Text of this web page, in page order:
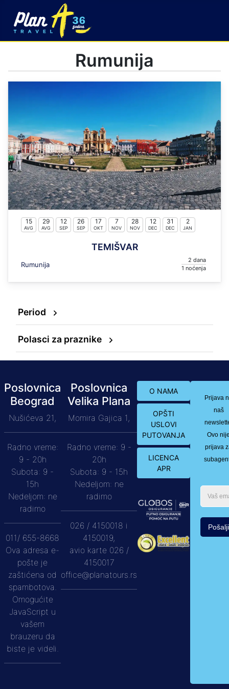
Rumunija
15
AVG
29
AVG
12
SEP
26
SEP
17
OKT
7
NOV
28
NOV
12
DEC
31
DEC
2
JAN
TEMIŠVAR
Rumunija
2
1
Period
Polasci za praznike
Poslovnica
Beograd
Nušićeva 21,
Radno vreme:
9 - 20h
Subota: 9 -
15h
Nedeljom: ne
radimo
011/ 655-8668
Ova adresa e-
pošte je
zaštićena od
spambotova.
Omogućite
JavaScript u
vašem
brauzeru da
biste je videli.
Poslovnica
Velika Plana
Momira Gajica 1,
Radno vreme: 9 -
20h
Subota: 9 - 15h
Nedeljom: ne
radimo
026 / 4150018 i
4150019,
avio karte 026 /
4150017
office@planatours.rs
O NAMA
OPŠTI
USLOVI
PUTOVANJA
LICENCA
APR
Prijava
naš
Ovo
prijava
Pošalji